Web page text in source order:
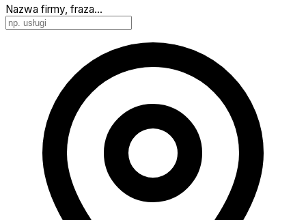
Nazwa firmy, fraza…